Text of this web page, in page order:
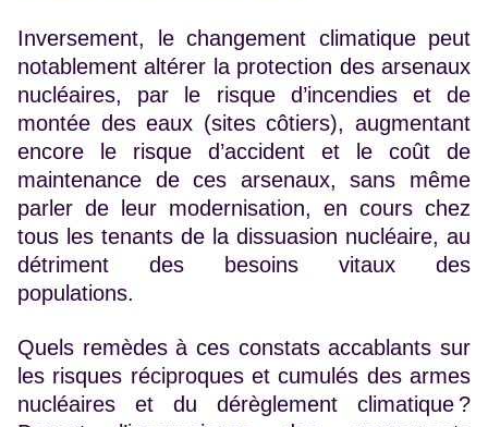
Inversement, le changement climatique peut
notablement altérer la protection des arsenaux
nucléaires, par le risque d’incendies et de
montée des eaux (sites côtiers), augmentant
encore le risque d’accident et le coût de
maintenance de ces arsenaux, sans même
parler de leur modernisation, en cours chez
tous les tenants de la dissuasion nucléaire, au
détriment des besoins vitaux des
populations.
Quels remèdes à ces constats accablants sur
les risques réciproques et cumulés des armes
nucléaires et du dérèglement climatique ?